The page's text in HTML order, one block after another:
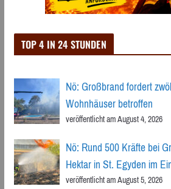
TOP 4 IN 24 STUNDEN
Nö: Großbrand fordert
Wohnhäuser betroffen
veröffentlicht am August 4, 2026
Nö: Rund 500 Kräfte bei
Hektar in St. Egyden im
veröffentlicht am August 5, 2026